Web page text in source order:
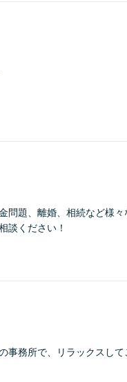
問題、離婚、相続など様
談ください！
務所で、リラックスして